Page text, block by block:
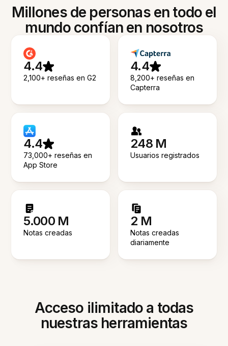
Millones de personas en todo el
mundo confían en nosotros
4.4
2,100+ reseñas en G2
4.4
8,200+ reseñas en
Capterra
4.4
73,000+ reseñas en
App Store
248 M
Usuarios registrados
5.000 M
Notas creadas
2 M
Notas creadas
diariamente
Acceso ilimitado a todas
nuestras herramientas